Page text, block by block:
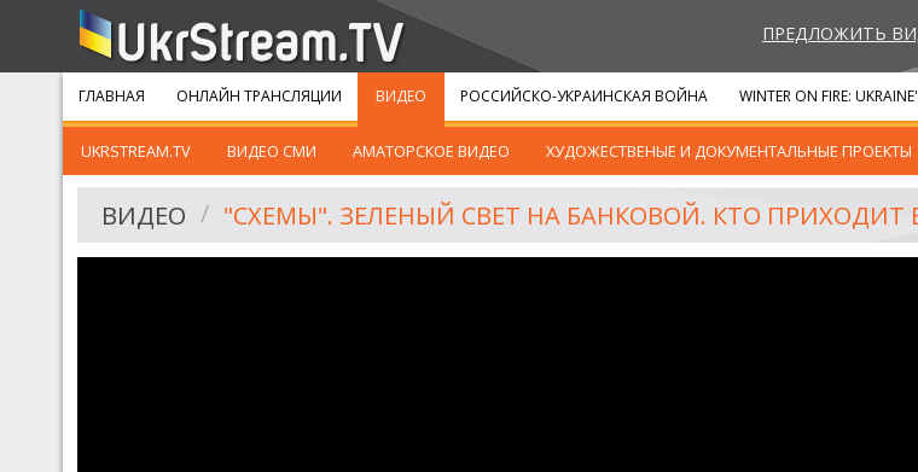
ПРЕДЛОЖИТЬ
ГЛАВНАЯ ОНЛАЙН ТРАНСЛЯЦИИ ВИДЕО
UKRSTREAM.TV ВИДЕО СМИ АМАТОРСКОЕ ВИДЕО ХУДОЖЕСТВЕНЫЕ И ДОКУМЕНТАЛЬНЫЕ ПРОЕКТЫ
РОССИЙСКО-УКРАИНСКАЯ ВОЙНА WINTER ON FIRE:
ВИДЕО